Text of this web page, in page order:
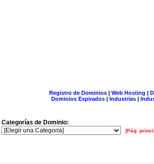
Registro de Dominios| Web Hosting |
Dominios Expirados | Industrias |
Categorías de Dominio:
[Pág.